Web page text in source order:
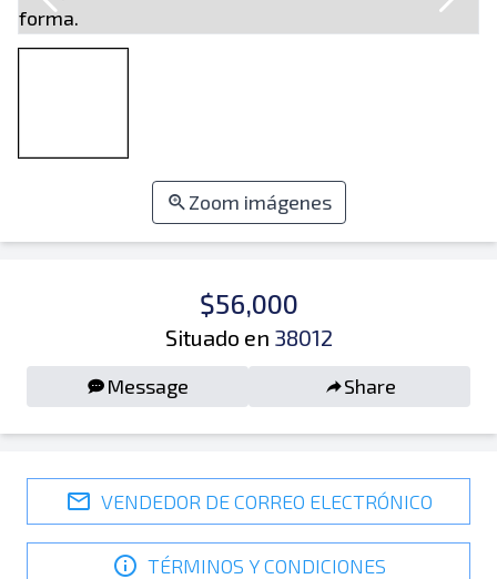
Zoom imágenes
$56,000
Situado en 38012
Message Share
VENDEDOR DE CORREO ELECTRÓNICO
TÉRMINOS Y CONDICIONES